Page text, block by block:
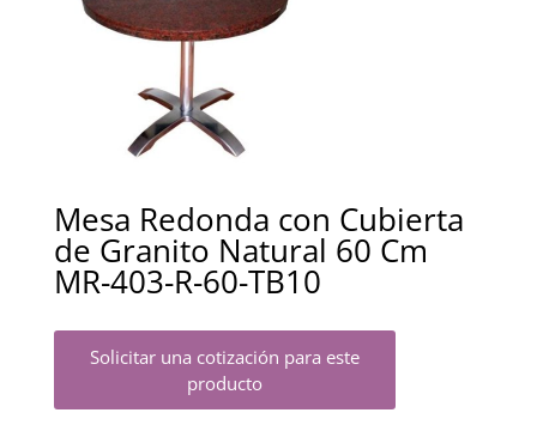
Mesa Redonda con Cubierta
de Granito Natural 60 Cm
MR-403-R-60-TB10
Solicitar una cotización para este
producto